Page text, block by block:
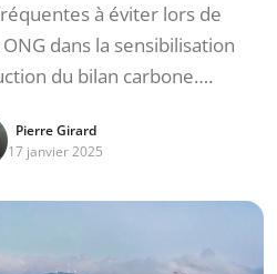
à éviter lors de
dans la sensibilisation
du bilan carbone….
Pierre Girard
17 janvier 2025